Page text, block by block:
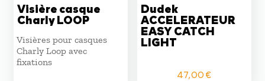
Visière casque
Charly LOOP
Visières pour casques
Charly Loop avec
fixations
Dudek
ACCELERATEUR
EASY CATCH
LIGHT
47,00€